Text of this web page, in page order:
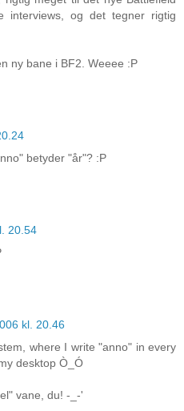
interviews, og det tegner rigtig
ny bane i BF2. Weeee :P
betyder "år"? :P
20.54
kl. 20.46
where I write "anno" in every
desktop Ò_Ó
vane, du! -_-'